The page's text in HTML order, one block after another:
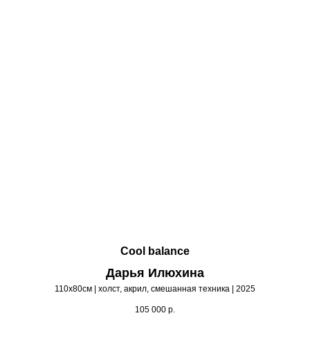
Cool balance
Дарья Илюхина
110х80см | холст, акрил, смешанная техника | 2025
105 000 р.